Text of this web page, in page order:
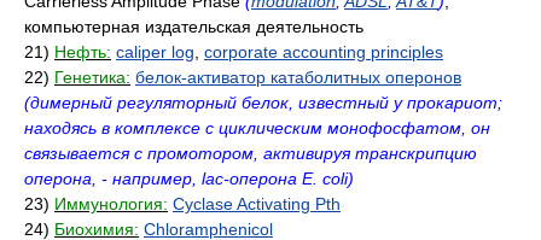
компьютерная издательская деятельность
21) Нефть: caliper log corporate accounting principles
22) Генетика: белок-активатор катаболитных оперонов
(димерный регуляторный белок, известный у прокариот;
находясь в комплексе с циклическим монофосфатом, он
связывается с промотором, активируя транскрипцию
оперона, - например, lac-оперона E. coli)
23) Иммунология: Cyclase Activating Pth
24) Биохимия: Chloramphenicol